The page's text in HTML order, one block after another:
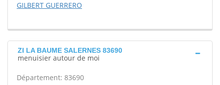
GILBERT GUERRERO
ZI LA BAUME SALERNES 83690
menuisier autour de moi
Département: 83690